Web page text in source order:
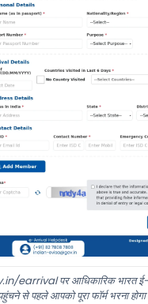
earrival पर आधिकारिक भारत ई-
से पहले आपको पूरा फॉर्म भरना